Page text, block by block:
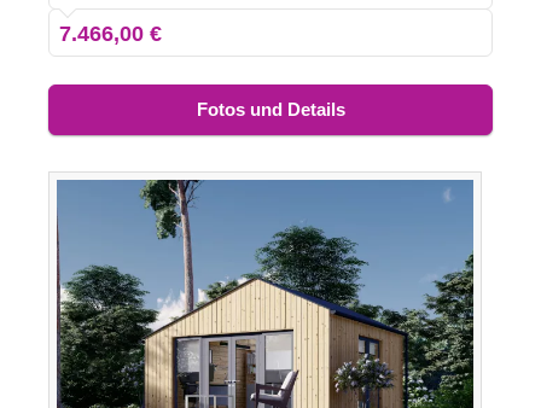
Home-Office Arbeitsbereich nutzen möchten, diese
wunderschöne Holzkonstruktion wird Ihnen die besten
auch eine isolierte Version dieses Modells lieferbar.
7.466,00 €
Fotos und Details